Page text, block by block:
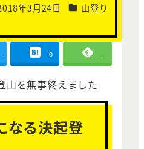
日
年3月24日 カテゴリー
山登り
0 -
山を無事終えました
なる決起登